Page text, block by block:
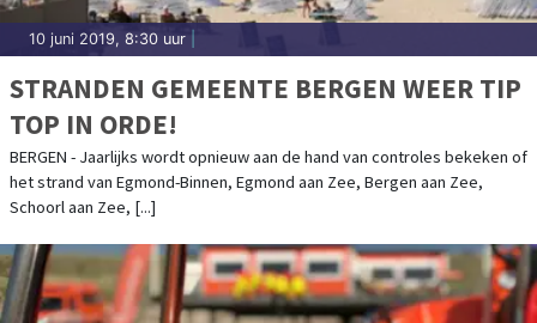
10 juni 2019, 8:30 uur
STRANDEN GEMEENTE BERGEN WEER TIP
TOP IN ORDE!
BERGEN - Jaarlijks wordt opnieuw aan de hand van controles bekeken of
het strand van Egmond-Binnen, Egmond aan Zee, Bergen aan Zee,
Schoorl aan Zee, [...]